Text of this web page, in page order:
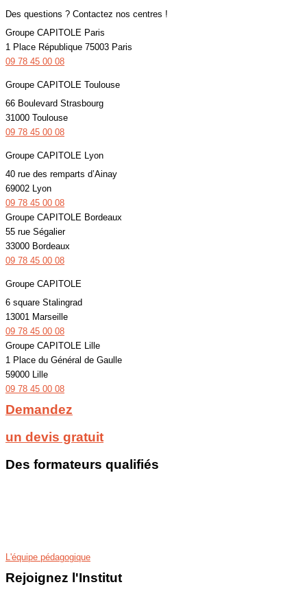
Des questions ? Contactez nos centres !
Groupe CAPITOLE Paris
1 Place République 75003 Paris
09 78 45 00 08
Groupe CAPITOLE Toulouse
66 Boulevard Strasbourg
31000 Toulouse
09 78 45 00 08
Groupe CAPITOLE Lyon
40 rue des remparts d’Ainay
69002 Lyon
09 78 45 00 08
Groupe CAPITOLE Bordeaux
55 rue Ségalier
33000 Bordeaux
09 78 45 00 08
Groupe CAPITOLE
6 square Stalingrad
13001 Marseille
09 78 45 00 08
Groupe CAPITOLE Lille
1 Place du Général de Gaulle
59000 Lille
09 78 45 00 08
Demandez
un devis gratuit
Des formateurs qualifiés
L'équipe pédagogique
Rejoignez l'Institut